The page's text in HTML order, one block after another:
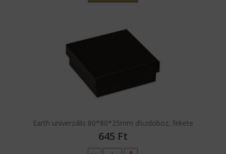
Earth univerzális 80*80*25mm díszdoboz, fekete
645 Ft